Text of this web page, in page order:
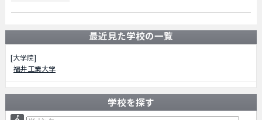
最近見た学校の一覧
[大学院]
福井工業大学
学校を探す